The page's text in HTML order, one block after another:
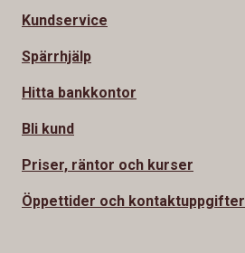
Kundservice
Spärrhjälp
Hitta bankkontor
Bli kund
Priser, räntor och kurser
Öppettider och kontaktuppgifter